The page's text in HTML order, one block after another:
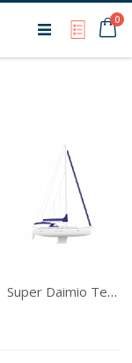
My0
Super Daimio Tentwerk